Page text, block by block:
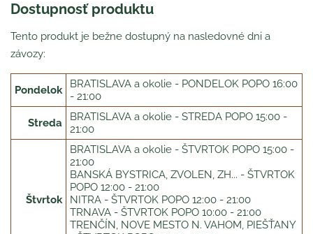
Dostupnosť produktu
Tento produkt je bežne dostupný na nasledovné dni a
závozy:
Pondelok
BRATISLAVA a okolie - PONDELOK POPO 16:00
- 21:00
Streda
BRATISLAVA a okolie - STREDA POPO 15:00 -
21:00
Štvrtok
BRATISLAVA a okolie - ŠTVRTOK POPO 15:00 -
21:00
BANSKÁ BYSTRICA, ZVOLEN, ZH... - ŠTVRTOK
POPO 12:00 - 21:00
NITRA - ŠTVRTOK POPO 12:00 - 21:00
TRNAVA - ŠTVRTOK POPO 10:00 - 21:00
TRENČÍN, NOVE MESTO N. VAHOM, PIEŠŤANY